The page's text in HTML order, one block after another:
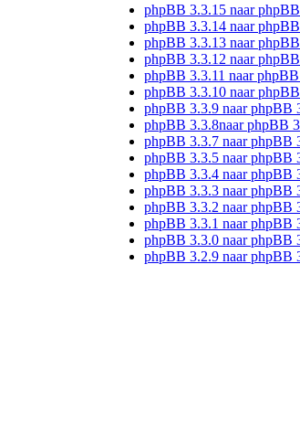
phpBB 3.3.15 naar
phpBB 3.3.14 naar
phpBB 3.3.13 naar
phpBB 3.3.12 naar
phpBB 3.3.11 naar
phpBB 3.3.10 naar phpBB
phpBB 3.3.9 naar phpBB
phpBB 3.3.8naar phpBB
phpBB 3.3.7 naar phpBB
phpBB 3.3.5 naar phpBB
phpBB 3.3.4 naar phpBB
phpBB 3.3.3 naar phpBB
phpBB 3.3.2 naar phpBB
phpBB 3.3.1 naar phpBB
phpBB 3.3.0 naar phpBB
phpBB 3.2.9 naar phpBB